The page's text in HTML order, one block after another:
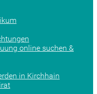
online suchen &
in Kirchhain